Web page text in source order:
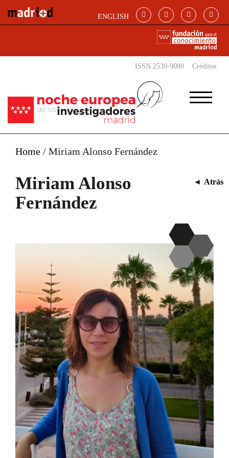
ENGLISH
ISSN 2530-9080 Créditos
Home / Miriam Alonso Fernández
Miriam Alonso
Fernández
◄ Atrás